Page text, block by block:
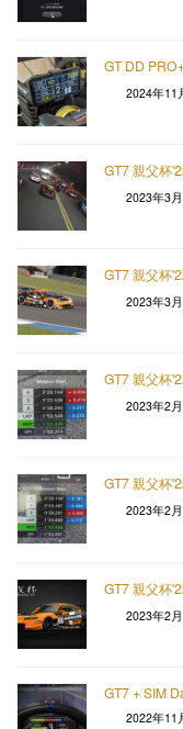
GT DD
2024年11
GT7 親父杯
2023年3
GT7 親父杯
2023年3
GT7 親父杯
2023年2
GT7 親父杯
2023年2
GT7 親父杯
2023年2
GT7 + SIM
2022年11